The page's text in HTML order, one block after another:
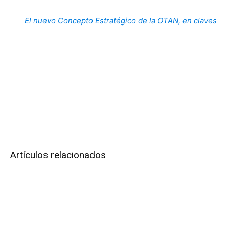
El nuevo Concepto Estratégico de la OTAN, en claves
Artículos relacionados